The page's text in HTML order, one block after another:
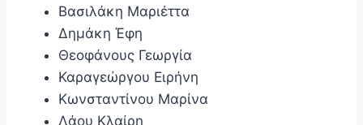
Βασιλάκη Μαριέττα
Δημάκη Έφη
Θεοφάνους Γεωργία
Καραγεώργου Ειρήνη
Κωνσταντίνου Μαρίνα
Λάου Κλαίρη